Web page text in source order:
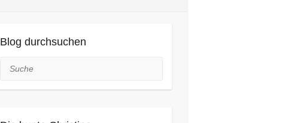
Blog durchsuchen
Suche